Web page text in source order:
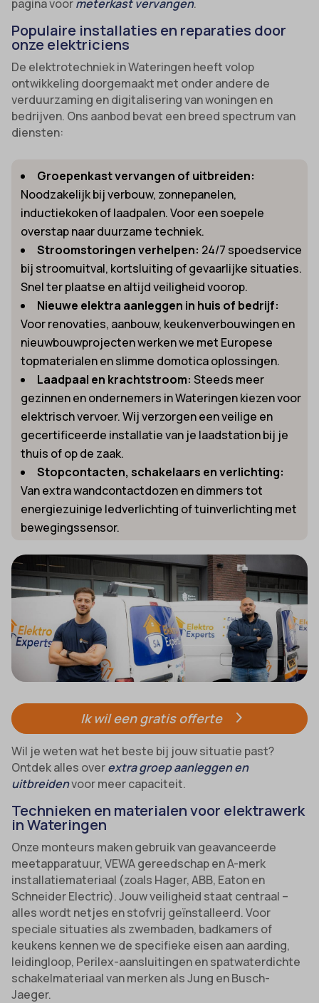
pagina voormeterkast vervangen.
Populaire installaties en reparaties door
onze elektriciens
De elektrotechniek in Wateringen heeft volop
ontwikkeling doorgemaakt met onder andere de
verduurzaming en digitalisering van woningen en
bedrijven. Ons aanbod bevat een breed spectrum van
diensten:
Groepenkast vervangen of uitbreiden:
Noodzakelijk bij verbouw, zonnepanelen,
inductiekoken of laadpalen. Voor een soepele
overstap naar duurzame techniek.
Stroomstoringen verhelpen: 24/7 spoedservice
bij stroomuitval, kortsluiting of gevaarlijke situaties.
Snel ter plaatse en altijd veiligheid voorop.
Nieuwe elektra aanleggen in huis of bedrijf:
Voor renovaties, aanbouw, keukenverbouwingen en
nieuwbouwprojecten werken we met Europese
topmaterialen en slimme domotica oplossingen.
Laadpaal en krachtstroom: Steeds meer
gezinnen en ondernemers in Wateringen kiezen voor
elektrisch vervoer. Wij verzorgen een veilige en
gecertificeerde installatie van je laadstation bij je
thuis of op de zaak.
Stopcontacten, schakelaars en verlichting:
Van extra wandcontactdozen en dimmers tot
energiezuinige ledverlichting of tuinverlichting met
bewegingssensor.
Ik wil een gratis offerte
Wil je weten wat het beste bij jouw situatie past?
Ontdek alles overextra groep aanleggen en
uitbreidenvoor meer capaciteit.
Technieken en materialen voor elektrawerk
in Wateringen
Onze monteurs maken gebruik van geavanceerde
meetapparatuur, VEWA gereedschap en A-merk
installatiemateriaal (zoals Hager, ABB, Eaton en
Schneider Electric). Jouw veiligheid staat centraal –
alles wordt netjes en stofvrij geïnstalleerd. Voor
speciale situaties als zwembaden, badkamers of
keukens kennen we de specifieke eisen aan aarding,
leidingloop, Perilex-aansluitingen en spatwaterdichte
schakelmateriaal van merken als Jung en Busch-
Jaeger.